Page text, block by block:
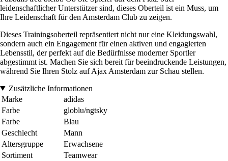
leidenschaftlicher Unterstützer sind, dieses Oberteil ist ein Muss, um
Ihre Leidenschaft für den Amsterdam Club zu zeigen.
Dieses Trainingsoberteil repräsentiert nicht nur eine Kleidungswahl,
sondern auch ein Engagement für einen aktiven und engagierten
Lebensstil, der perfekt auf die Bedürfnisse moderner Sportler
abgestimmt ist. Machen Sie sich bereit für beeindruckende Leistungen,
während Sie Ihren Stolz auf Ajax Amsterdam zur Schau stellen.
Zusätzliche Informationen
Marke
adidas
Farbe
globlu/ngtsky
Farbe
Blau
Geschlecht
Mann
Altersgruppe
Erwachsene
Sortiment
Teamwear